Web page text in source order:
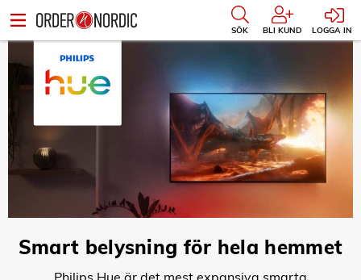
SÖK BLI KUND LOGGA IN
Smart belysning för hela hemmet
Philips Hue är det mest expansiva smarta